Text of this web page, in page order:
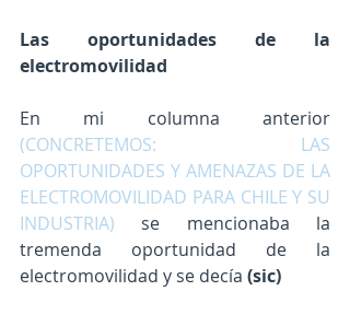
Las oportunidades de la
electromovilidad
(CONCRETEMOS: LAS
OPORTUNIDADES Y AMENAZAS DE LA
ELECTROMOVILIDAD PARA CHILE Y SU
INDUSTRIA) se mencionaba la
tremenda oportunidad de la
electromovilidad y se decía (sic)